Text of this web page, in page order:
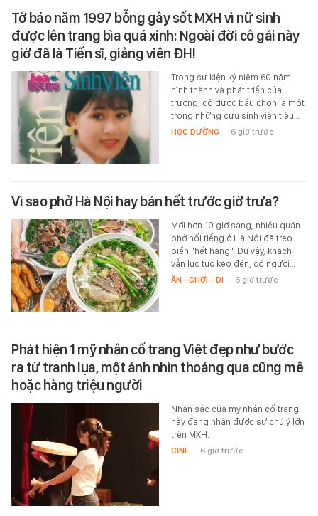
Tờ báo năm 1997 bỗng gây sốt MXH vì nữ sinh
được lên trang bìa quá xinh: Ngoài đời cô gái này
giờ đã là Tiến sĩ, giảng viên ĐH!
Trong sự kiện kỷ niệm 60 năm
hình thành và phát triển của
trường, cô được bầu chọn là một
trong những cựu sinh viên tiêu…
HỌC ĐƯỜNG - 6 giờ trước
Vì sao phở Hà Nội hay bán hết trước giờ trưa?
Mới hơn 10 giờ sáng, nhiều quán
phở nổi tiếng ở Hà Nội đã treo
biển "hết hàng". Dù vậy, khách
vẫn lục tục kéo đến, có người…
ĂN - CHƠI - ĐI - 6 giờ trước
Phát hiện 1 mỹ nhân cổ trang Việt đẹp như bước
ra từ tranh lụa, một ánh nhìn thoáng qua cũng mê
hoặc hàng triệu người
Nhan sắc của mỹ nhân cổ trang
này đang nhận được sự chú ý lớn
trên MXH.
CINE - 6 giờ trước